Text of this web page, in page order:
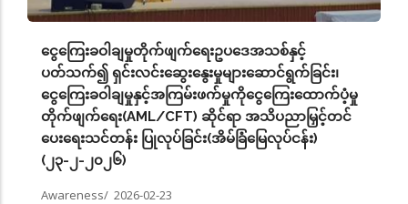
ငွေကြေးခဝါချမှုတိုက်ဖျက်ရေးဥပဒေအသစ်နှင့်
ပတ်သက်၍ ရှင်းလင်းဆွေးနွေးမှုများဆောင်ရွက်ခြင်း၊
ငွေကြေးခဝါချမှုနှင့်အကြမ်းဖက်မှုကိုငွေကြေးထောက်ပံ့မှု
တိုက်ဖျက်ရေး(AML/CFT) ဆိုင်ရာ အသိပညာမြှင့်တင်
ပေးရေးသင်တန်း ပြုလုပ်ခြင်း(အိမ်ခြံမြေလုပ်ငန်း)
(၂၃-၂-၂၀၂၆)
Awareness/ 2026-02-23